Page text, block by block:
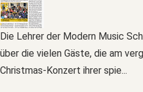
Die Lehrer der Modern Music
über die vielen Gäste, die am
Christmas-Konzert ihrer spie...